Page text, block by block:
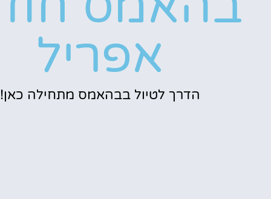
אפריל
הדרך לטיול בבהאמס מתחילה כאן!